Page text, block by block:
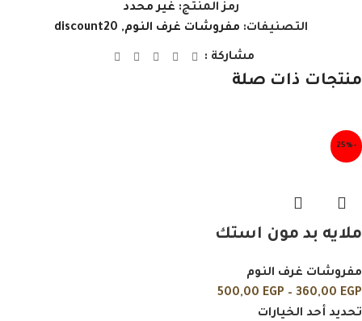
رمز المنتج: غير محدد
التصنيفات: مفروشات غرف النوم,
discount20
مشاركة :
منتجات ذات صلة
-25%
ملايه بد مون استك
مفروشات غرف النوم
360,00 EGP
–
500,00 EGP
تحديد أحد الخيارات